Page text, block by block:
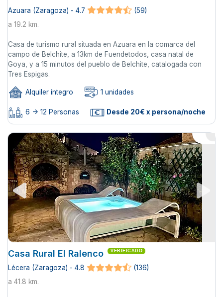
Azuara (Zaragoza) - 4.7
(59)
a 19.2 km.
Casa de turismo rural situada en Azuara en la comarca del
campo de Belchite, a 13km de Fuendetodos, casa natal de
Goya, y a 15 minutos del pueblo de Belchite, catalogada con
Tres Espigas.
Alquiler íntegro 1 unidades
6 -> 12 Personas Desde 20€ x persona/noche
Casa Rural El Ralenco VERIFICADO
Lécera (Zaragoza) - 4.8
(136)
a 41.8 km.